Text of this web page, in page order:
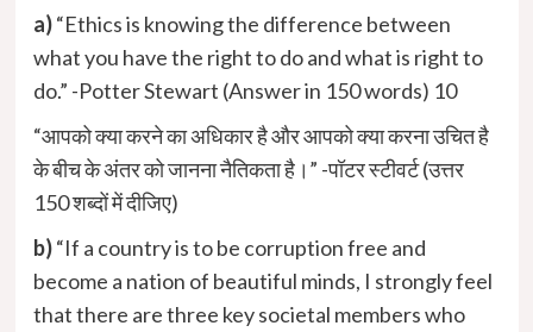
a)“Ethics is knowing the difference between
what you have the right to do and what is right to
do.” -Potter Stewart (Answer in 150 words) 10
“आपको क्या करने का अधिकार है और आपको क्या करना उचित है
के बीच के अंतर को जानना नैतिकता है।” -पॉटर स्टीवर्ट (उत्तर
150 शब्दों में दीजिए)
b)“If a country is to be corruption free and
become a nation of beautiful minds, I strongly feel
that there are three key societal members who